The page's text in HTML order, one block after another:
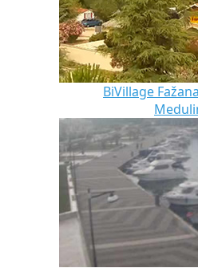
BiVillage